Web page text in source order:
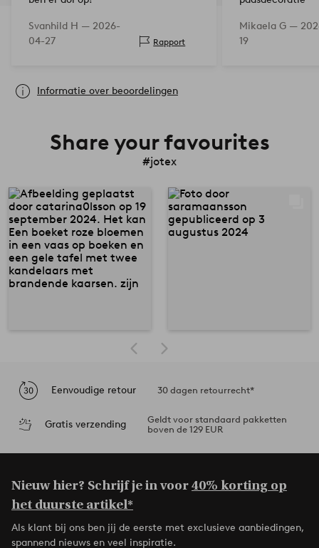
Svanhild H — 2026-
04-27
Rapport
Mikaela G —
19
Informatie over beoordelingen
Share your favourites
#jotex
Eenvoudige retour 30 dagen retourrecht*
Gratis verzending
Geldt voor standaard pakketten
boven de 129 EUR
Nieuw hier? Schrijf je in voor40% korting op
het duurste artikel*
Als klant bij ons ben jij de eerste met exclusieve aanbiedingen,
spannend nieuws en veel inspiratie.